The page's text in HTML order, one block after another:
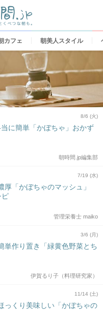
カフェ 朝美人スタイル
8/6 (火)
に簡単「かぼちゃ」おかず
朝時間.jp編集部
7/19 (水)
厚「かぼちゃのマッシュ」
ピ
管理栄養士 maiko
3/6 (月)
単作り置き「緑黄色野菜とち
伊賀るり子（料理研究家）
11/14 (土)
っくり美味しい「かぼちゃの